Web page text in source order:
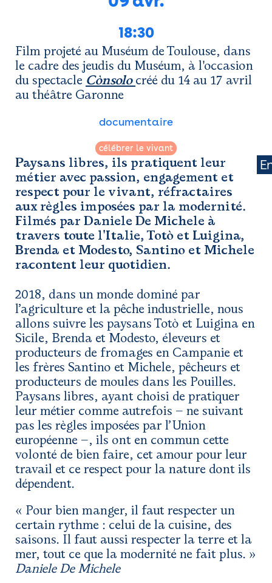
Espace presse
18:30
Film projeté au Muséum de Toulouse, dans
le cadre des jeudis du Muséum, à l'occasion
du spectacle Cònsolo créé du 14 au 17 avril
au théâtre Garonne
documentaire
célébrer le vivant
Paysans libres, ils pratiquent leur
métier avec passion, engagement et
respect pour le vivant, réfractaires
aux règles imposées par la modernité.
Filmés par Daniele De Michele à
travers toute l'Italie, Totò et Luigina,
Brenda et Modesto, Santino et Michele
racontent leur quotidien.
2018, dans un monde dominé par
l’agriculture et la pêche industrielle, nous
allons suivre les paysans Totò et Luigina en
Sicile, Brenda et Modesto, éleveurs et
producteurs de fromages en Campanie et
les frères Santino et Michele, pêcheurs et
producteurs de moules dans les Pouilles.
Paysans libres, ayant choisi de pratiquer
leur métier comme autrefois – ne suivant
pas les règles imposées par l’Union
européenne –, ils ont en commun cette
volonté de bien faire, cet amour pour leur
travail et ce respect pour la nature dont ils
dépendent.
« Pour bien manger, il faut respecter un
certain rythme : celui de la cuisine, des
saisons. Il faut aussi respecter la terre et la
mer, tout ce que la modernité ne fait plus. »
Daniele De Michele